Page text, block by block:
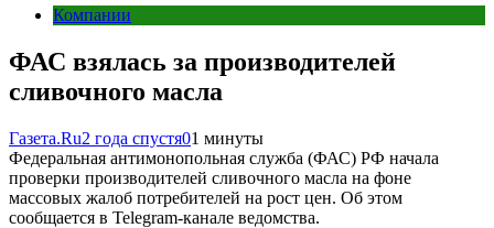
Компании
ФАС взялась за производителей
сливочного масла
Газета.Ru2 года спустя01 минуты
Федеральная антимонопольная служба (ФАС) РФ начала
проверки производителей сливочного масла на фоне
массовых жалоб потребителей на рост цен. Об этом
сообщается в Telegram-канале ведомства.